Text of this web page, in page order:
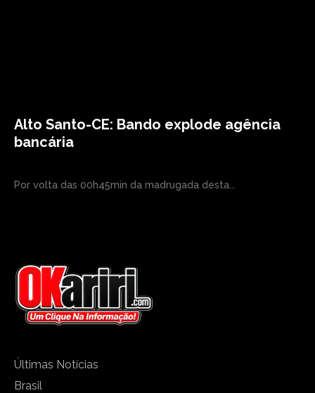
Alto Santo-CE: Bando explode agência
bancária
Por volta das 00h45min da madrugada desta...
Últimas Notícias
Brasil